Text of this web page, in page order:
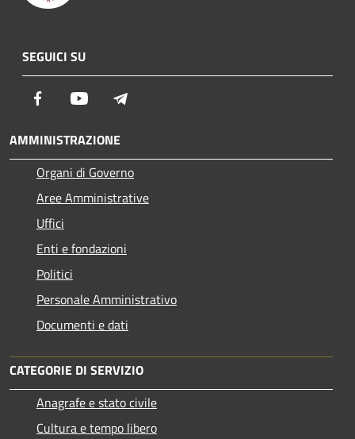
SEGUICI SU
Facebook Youtube
AMMINISTRAZIONE
Organi di Governo
Aree Amministrative
Uffici
Enti e fondazioni
Politici
Personale Amministrativo
Documenti e dati
CATEGORIE DI SERVIZIO
Anagrafe e stato civile
Cultura e tempo libero